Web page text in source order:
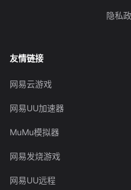
隐私
友情链接
网易云游戏
网易UU加速器
MuMu模拟器
网易发烧游戏
网易UU远程